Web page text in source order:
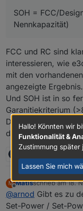
e3dc-
Kapazität
Aktuell
aber gerne
FCC = full
abgeben
ausgehen
kann.
SOH = FCC/
Nennkapazität)
Ist das in etwa
SOH = FCC/
Nennkapazität)
FCC und RC sind
interessieren, wie
mit den
angezeigte Ergebnis.
Und SOH ist in so
Garanitiekriterium
Die ursprüngliche
die rated Capacity?
M
Offline
Matisschrieb am18.
zuletzt editiert
@arnod Gibt es zu
Set-Power / Set-
Hallo! Könnten wir
Funktionalität &
Zustimmung später
Lassen Sie mich